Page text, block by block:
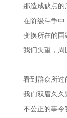
那造成缺点的
在阶级斗争中
变换所在的国
我们失望，周
看到群众所过
我们双眉久久
不公正的事令